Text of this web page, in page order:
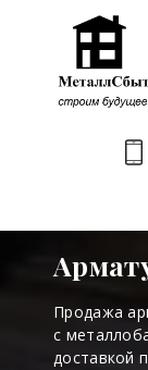
Продажа
с
доставкой